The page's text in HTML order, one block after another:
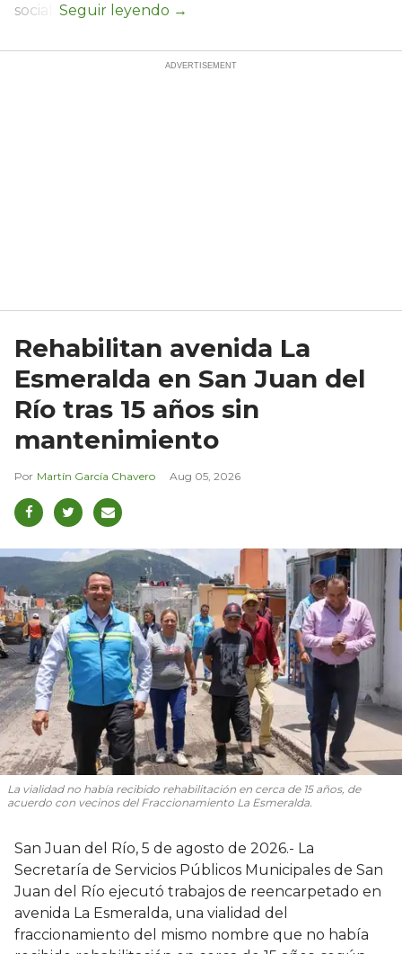
social:
Rehabilitan avenida La
Esmeralda en San Juan del
Río tras 15 años sin
mantenimiento
Martín García Chavero Aug 05, 2026
La vialidad no había recibido rehabilitación en cerca de 15 años, de
acuerdo con vecinos del Fraccionamiento La Esmeralda.
San Juan del Río, 5 de agosto de 2026.- La
Secretaría de Servicios Públicos Municipales de San
Juan del Río ejecutó trabajos de reencarpetado en
avenida La Esmeralda, una vialidad del
fraccionamiento del mismo nombre que no había